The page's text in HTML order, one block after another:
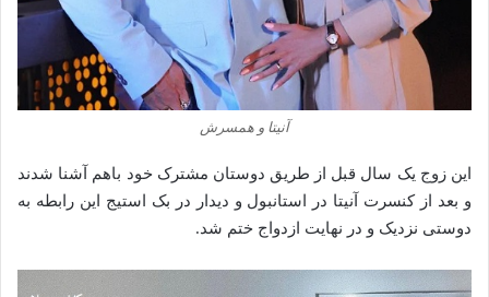
آنیتا و همسرش
این زوج یک سال قبل از طریق دوستان مشترک خود باهم آشنا شدند
و بعد از کنسرت آنیتا در استانبول و دیدار در بک استیج این رابطه به
دوستی نزدیک و در نهایت ازدواج ختم شد.